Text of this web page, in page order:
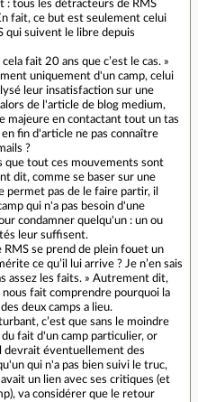
: tous les détracteurs de RMS
fait, ce but est seulement celui
qui suivent le libre depuis
fait 20 ans que c’est le cas. »
uniquement d'un camp, celui
leur insatisfaction sur une
de l'article de blog medium,
majeure en contactant tout un tas
fin d'article ne pas connaître
?
que tout ces mouvements sont
dit, comme se baser sur une
permet pas de le faire partir, il
qui n'a pas besoin d'une
condamner quelqu'un : un ou
leur suffisent.
RMS se prend de plein fouet un
ce qu’il lui arrive ? Je n’en sais
assez les faits. » Autrement dit,
fait comprendre pourquoi la
deux camps a lieu.
c’est que sans le moindre
fait d'un camp particulier, or
devrait éventuellement des
qui n'a pas bien suivi le truc,
un lien avec ses critiques (et
va considérer que le retour